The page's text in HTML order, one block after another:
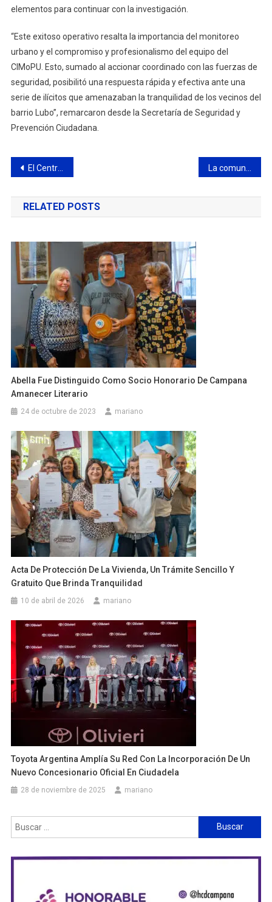
elementos para continuar con la investigación.
“Este exitoso operativo resalta la importancia del monitoreo
urbano y el compromiso y profesionalismo del equipo del
CIMoPU. Esto, sumado al accionar coordinado con las fuerzas de
seguridad, posibilitó una respuesta rápida y efectiva ante una
serie de ilícitos que amenazaban la tranquilidad de los vecinos del
barrio Lubo”, remarcaron desde la Secretaría de Seguridad y
Prevención Ciudadana.
Navegación
de
entradas
El Centro de reciclaje Municipal suma equipamiento
RELATED POSTS
Abella Fue Distinguido Como Socio Honorario De Campana
Amanecer Literario
24 de octubre de 2023 mariano
Acta De Protección De La Vivienda, Un Trámite Sencillo Y
Gratuito Que Brinda Tranquilidad
10 de abril de 2026 mariano
Toyota Argentina Amplía Su Red Con La Incorporación De Un
Nuevo Concesionario Oficial En Ciudadela
28 de noviembre de 2025 mariano
Buscar: